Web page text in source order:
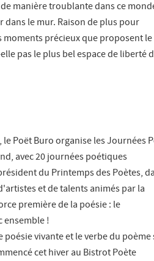
manière troublante dans ce
dans le mur. Raison de plus pour
moments précieux que proposent le
pas le plus bel espace de liberté
Poët Buro organise les Journées
avec 20 journées poétiques
du Printemps des Poètes,
et de talents animés par la
première de la poésie : le
ensemble !
poésie vivante et le verbe du poème
cet hiver au Bistrot Poète